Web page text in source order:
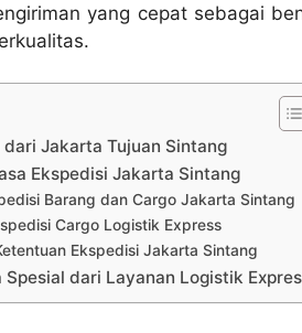
yang cepat sebagai
Jakarta Tujuan Sintang
Ekspedisi Jakarta Sintang
Barang dan Cargo Jakarta Sintang
Cargo Logistik Express
Ekspedisi Jakarta Sintang
Spesial dari Layanan Logistik